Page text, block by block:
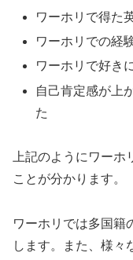
ワーホリで得た
ワーホリでの経
ワーホリで好き
自己肯定感が上
た
上記のようにワー
ことが分かります。
ワーホリでは多国籍
します。また、様々